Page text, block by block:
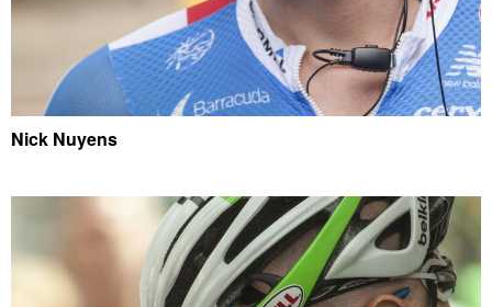
Nick Nuyens